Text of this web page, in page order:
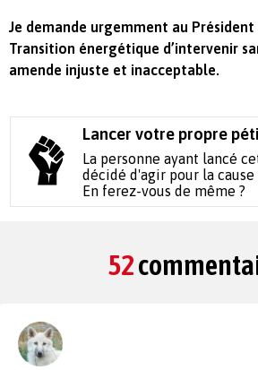
Je demande urgemment au
Transition énergétique d’intervenir
amende injuste et inacceptable.
Lancer votre propre
La personne ayant lancé
décidé d'agir pour la
En ferez-vous de même ?
52